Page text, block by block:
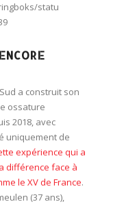
statu
a construit son
ossature
2018, avec
uniquement de
expérience qui a
différence face à
le XV de France.
(37 ans),